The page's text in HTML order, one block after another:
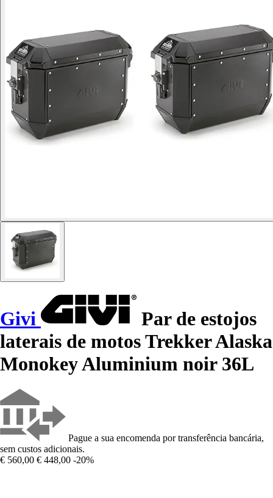
Givi
Par de estojos
laterais de motos Trekker Alaska
Monokey Aluminium noir 36L
Pague a sua encomenda por transferência bancária,
sem custos adicionais.
€ 560,00 € 448,00 -20%